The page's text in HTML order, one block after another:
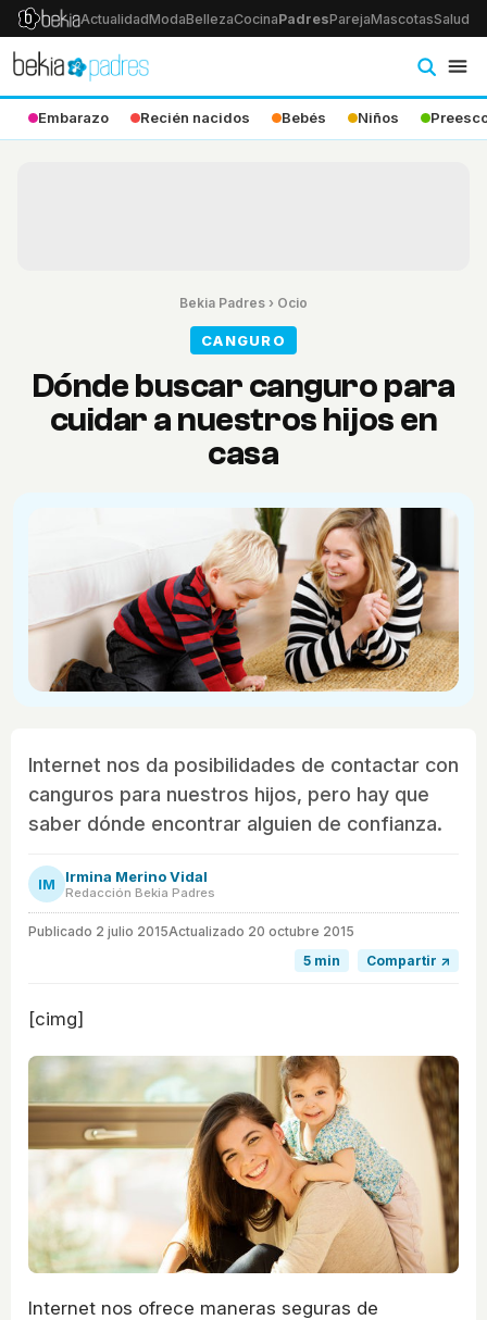
ActualidadModaBellezaCocinaPadresParejaMascotasSalud
Embarazo Recién nacidos Bebés Niños
Bekia Padres › Ocio
CANGURO
Dónde buscar canguro para
cuidar a nuestros hijos en
casa
Internet nos da posibilidades de contactar con
canguros para nuestros hijos, pero hay que
saber dónde encontrar alguien de confianza.
IM Irmina Merino Vidal
Redacción Bekia Padres
Publicado 2 julio 2015Actualizado 20 octubre 2015
5 min
Compartir ↗
[cimg]
Internet nos ofrece maneras seguras de